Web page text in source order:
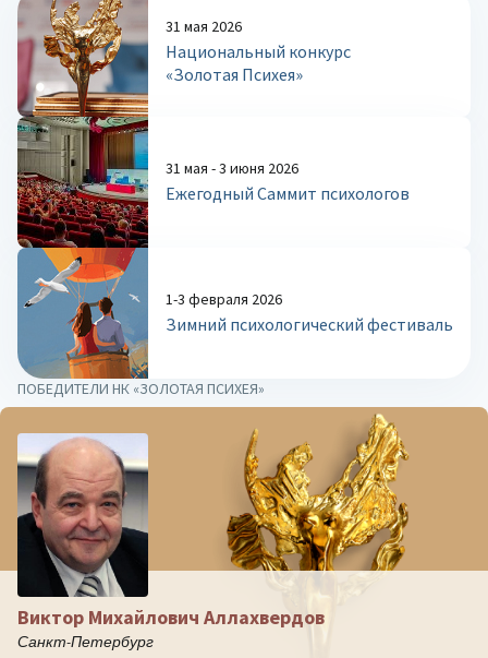
31 мая 2026
Национальный конкурс
«Золотая Психея»
31 мая - 3 июня 2026
Ежегодный Саммит психологов
1-3 февраля 2026
Зимний психологический фестиваль
ПОБЕДИТЕЛИ НК «ЗОЛОТАЯ ПСИХЕЯ»
Виктор Михайлович Аллахвердов
Санкт-Петербург